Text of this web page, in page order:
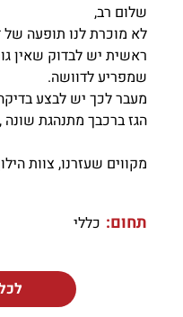
שלום רב,
לא מוכרת לנו תופעה
ראשית יש לבדוק שאין
שמפריע לדוושה.
מעבר לכך יש לבצע
הגז ברכבך מתנהגת שונה
מקווים שעזרנו, צוות
תחום: כללי